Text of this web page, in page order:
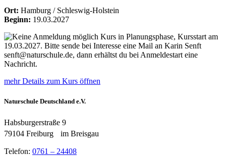
Ort: Hamburg / Schleswig-Holstein
Beginn: 19.03.2027
Kurs in Planungsphase, Kursstart am
19.03.2027. Bitte sende bei Interesse eine Mail an Karin Senft
senft@naturschule.de, dann erhältst du bei Anmeldestart eine
Nachricht.
mehr Details zum Kurs öffnen
Naturschule Deutschland e.V.
Habsburgerstraße 9
79104 Freiburg im Breisgau
Telefon: 0761 – 24408